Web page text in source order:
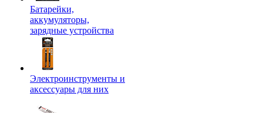
Батарейки,
аккумуляторы,
зарядные устройства
Электроинструменты и
аксессуары для них